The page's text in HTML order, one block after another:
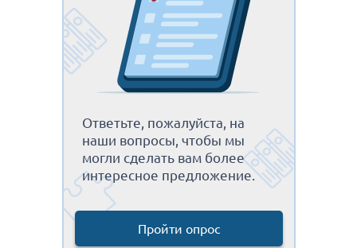
Ответьте, пожалуйста, на
наши вопросы, чтобы мы
могли сделать вам более
интересное предложение.
Пройти опрос